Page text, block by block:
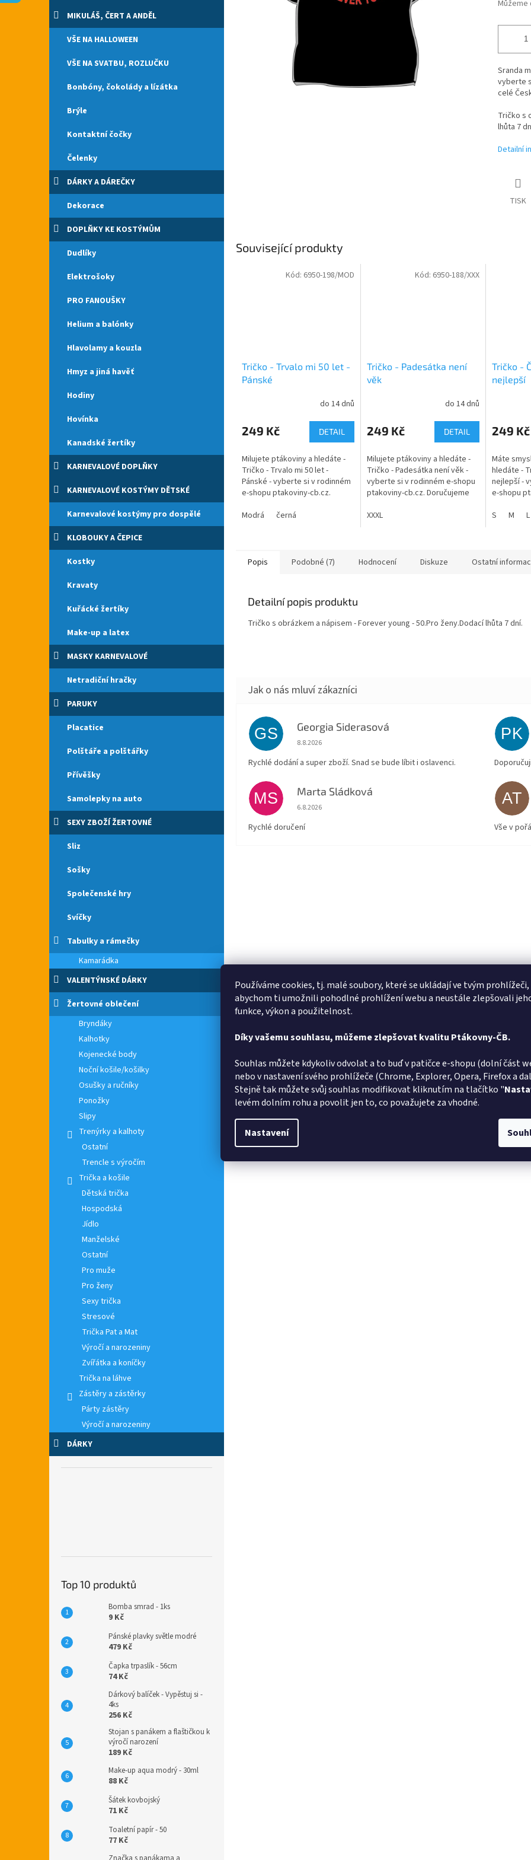
Používáme cookies, tj. malé soubory, které se ukládají ve tvým prohlížeči,
abychom ti umožnili pohodlné prohlížení webu a neustále zlepšovali
funkce, výkon a použitelnost.
Díky vašemu souhlasu, můžeme zlepšovat kvalitu Ptákovny-ČB.
Souhlas můžete kdykoliv odvolat a to buď v patičce e-shopu (dolní část
nebo v nastavení svého prohlížeče (Chrome, Explorer, Opera, Firefox a
Stejně tak můžete svůj souhlas modifikovat kliknutím na tlačítko "
levém dolním rohu a povolit jen to, co považujete za vhodné.
Nastavení
e
l
MIKULÁŠ, ČERT A ANDĚL
VŠE NA HALLOWEEN
VŠE NA SVATBU, ROZLUČKU
Bonbóny, čokolády a lízátka
Brýle
Kontaktní čočky
Čelenky
DÁRKY A DÁREČKY
Dekorace
DOPLŇKY KE KOSTÝMŮM
Dudlíky
Elektrošoky
PRO FANOUŠKY
Helium a balónky
Hlavolamy a kouzla
Hmyz a jiná havěť
Hodiny
Hovínka
Kanadské žertíky
KARNEVALOVÉ DOPLŇKY
KARNEVALOVÉ KOSTÝMY DĚTSKÉ
Karnevalové kostýmy pro dospělé
KLOBOUKY A ČEPICE
Kostky
Kravaty
Kuřácké žertíky
Make-up a latex
MASKY KARNEVALOVÉ
Netradiční hračky
PARUKY
Placatice
Polštáře a polštářky
Přívěšky
Samolepky na auto
SEXY ZBOŽÍ ŽERTOVNÉ
Sliz
Sošky
Společenské hry
Svíčky
Tabulky a rámečky
Kamarádka
VALENTÝNSKÉ DÁRKY
Žertovné oblečení
Bryndáky
Kalhotky
Kojenecké body
Noční košile/košilky
Osušky a ručníky
Ponožky
Slipy
Trenýrky a kalhoty
Ostatní
Trencle s výročím
Trička a košile
Dětská trička
Hospodská
Jídlo
Manželské
Ostatní
Pro muže
Pro ženy
Sexy trička
Stresové
Trička Pat a Mat
Výročí a narozeniny
Zvířátka a koníčky
Trička na láhve
Zástěry a zástěrky
Párty zástěry
Výročí a narozeniny
DÁRKY
Top 10 produktů
Bomba smrad - 1ks
9 Kč
Pánské plavky světle modré
479 Kč
Čapka trpaslík - 56cm
74 Kč
Dárkový balíček - Vypěstuj si -
4ks
256 Kč
Stojan s panákem a flaštičkou k
výročí narození
189 Kč
Make-up aqua modrý - 30ml
88 Kč
Šátek kovbojský
71 Kč
Toaletní papír - 50
77 Kč
Můžeme
Sranda
vyberte
celé
Tričko s
lhůta 7
Detailní
TISK
Související produkty
Tričko - Trvalo mi 50 let -
Pánské
produktu
je
z
5
hvězdiček.
do 14 dnů
249 Kč DETAIL
Milujete ptákoviny a hledáte -
Tričko - Trvalo mi 50 let -
Pánské - vyberte si v rodinném
e-shopu ptakoviny-cb.cz.
republice. Tričko s obrázkem
Modrá černá
Kód: 6950-198/MOD
Tričko - Padesátka není
věk
do 14 dnů
249 Kč DETAIL
Milujete ptákoviny a hledáte -
Tričko - Padesátka není věk -
vyberte si v rodinném e-shopu
ptakoviny-cb.cz. Doručujeme
Tričko s obrázkem a nápisem
XXXL
Kód: 6950-188/XXX
Tričko -
nejlepší
249 Kč
Máte
hledáte -
nejlepší -
e-shopu
republice.
S M L
Popis Podobné (7) Hodnocení Diskuze Ostatní
Detailní popis produktu
Tričko s obrázkem a nápisem - Forever young - 50.Pro ženy.Dodací lhůta 7 dní.
GS Georgia Siderasová
Hodnocení obchodu je 5 z 5 hvězdiček.
8.8.2026
Rychlé dodání a super zboží. Snad se bude líbit i oslavenci.
PK
MS Marta Sládková
Hodnocení obchodu je 5 z 5 hvězdiček.
6.8.2026
Rychlé doručení
AT
Vše v